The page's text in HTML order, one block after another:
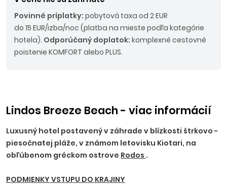
Povinné príplatky: pobytová taxa od 2 EUR
do 15 EUR/izba/noc (platba na mieste podľa kategórie
hotela). Odporúčaný doplatok: komplexné cestovné
poistenie KOMFORT alebo PLUS.
Lindos Breeze Beach - viac informácií
Luxusný hotel postavený v záhrade v blízkosti štrkovo -
piesočnatej pláže, v známom letovisku Kiotari, na
obľúbenom gréckom ostrove Rodos .
PODMIENKY VSTUPU DO KRAJINY